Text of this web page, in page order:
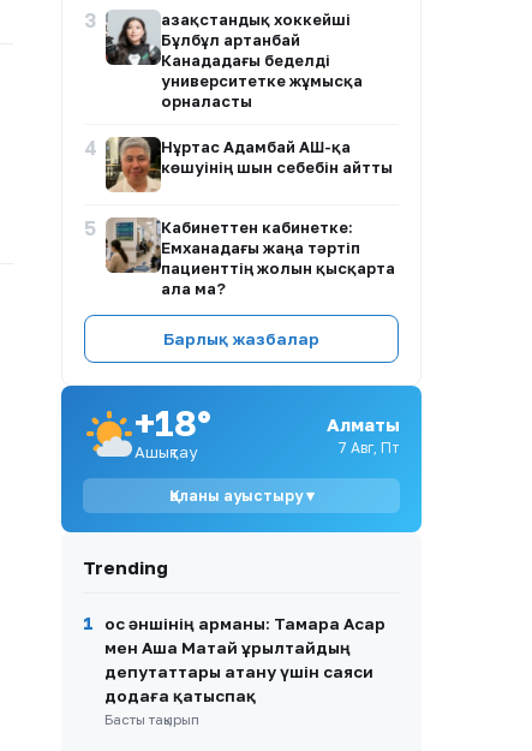
3
Қазақстандық хоккейші
Бұлбұл Қартанбай
Канададағы беделді
университетке жұмысқа
орналасты
4
Нұртас Адамбай АҚШ-қа
көшуінің шын себебін айтты
5
Кабинеттен кабинетке:
Емханадағы жаңа тәртіп
пациенттің жолын қысқарта
ала ма?
Сандуғаш Стамғазиева
сахнаға оралып,
7
Балалар контенті –
Қазақстанның адами
капиталына салынатын
инвестиция
үйлену тойы жоспары
9
Ақтөбедегі жылқышы ісі:
заңгер біржақты ақпаратқа
сенбеуге шақырды
10
Далаға дәрет
Барлық жазбалар
+18°
Ашықтау
Алматы
7 Авг, Пт
Қаланы ауыстыру ▾
Trending
1
Қос әншінің арманы: Тамара Асар
мен Аша Матай Құрылтайдың
депутаттары атану үшін саяси
додаға қатыспақ
Басты тақырып